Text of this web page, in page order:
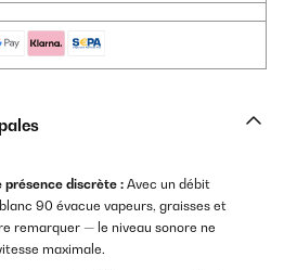
présence discrète : Avec un débit
90 évacue vapeurs, graisses et
remarquer — le niveau sonore ne
maximale.